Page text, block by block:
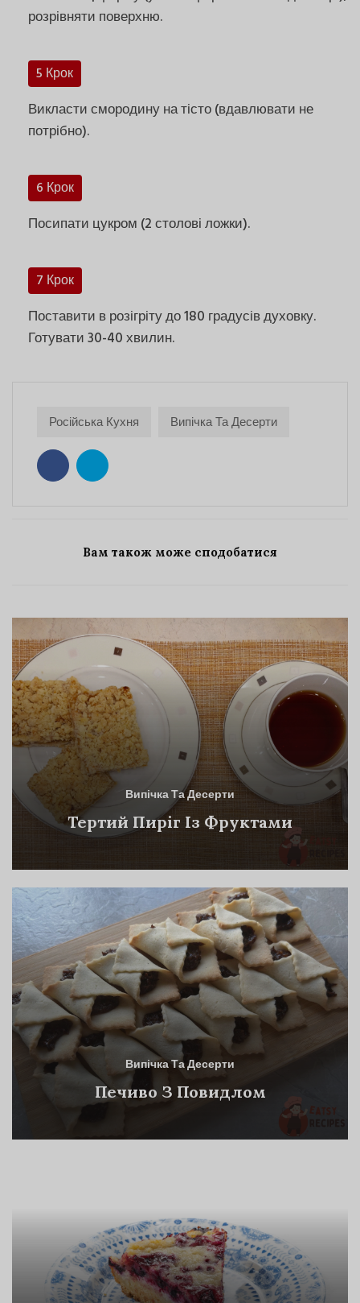
розрівняти поверхню.
5 Крок
Викласти смородину на тісто (вдавлювати не
потрібно).
6 Крок
Посипати цукром (2 столові ложки).
7 Крок
Поставити в розігріту до 180 градусів духовку.
Готувати 30-40 хвилин.
Російська Кухня Випічка Та Десерти
Вам також може сподобатися
Випічка Та Десерти
Тертий Пиріг Із Фруктами
Випічка Та Десерти
Печиво З Повидлом